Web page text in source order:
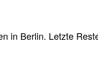
in Berlin. Letzte